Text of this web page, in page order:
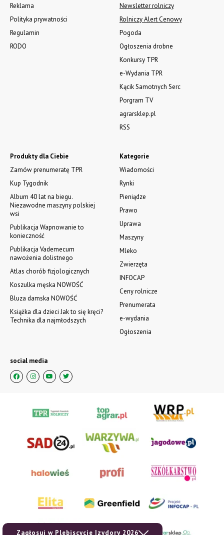
Zagłosuj w Plebiscycie Izydory 2026
Reklama
Polityka prywatności
Regulamin
RODO
Kategorie
Wiadomości
Rynki
Pieniądze
Prawo
Uprawa
Maszyny
Mleko
Zwierzęta
INFOCAP
Ceny rolnicze
Prenumerata
e-wydania
Ogłoszenia
Produkty dla Ciebie
Zamów prenumeratę TPR
Kup Tygodnik
Album 40 lat na biegu.
Niezawodne maszyny polskiej
wsi
Publikacja Wapnowanie to
konieczność
Publikacja Vademecum
nawożenia dolistnego
Atlas chorób fizjologicznych
Koszulka męska NOWOŚĆ
Bluza damska NOWOŚĆ
Książka dla dzieci Jak to się kręci?
Technika dla najmłodszych
Newsletter rolniczy
Rolniczy Alert Cenowy
Pogoda
Ogłoszenia drobne
Konkursy TPR
e-Wydania TPR
Kącik Samotnych Serc
Porgram TV
agrarsklep.pl
RSS
social media